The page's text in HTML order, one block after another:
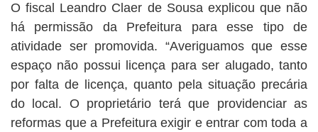
O fiscal Leandro Claer de Sousa explicou que não
há permissão da Prefeitura para esse tipo de
atividade ser promovida. “Averiguamos que esse
espaço não possui licença para ser alugado, tanto
por falta de licença, quanto pela situação precária
do local. O proprietário terá que providenciar as
reformas que a Prefeitura exigir e entrar com toda a